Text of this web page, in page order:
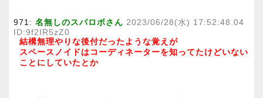
971: 名無しのスパロボさん 2023/06/28(水) 17:52:48.04
ID:9f2IR5zZ0
結構無理やりな後付だったような覚えが
スペースノイドはコーディネーターを知ってたけどいない
ことにしていたとか